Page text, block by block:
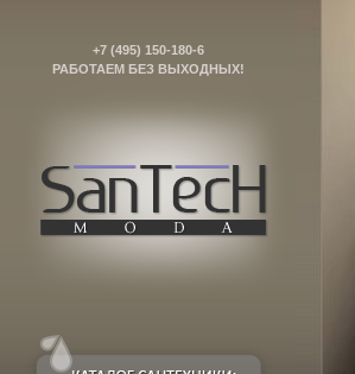
+7 (495) 150-180-6
РАБОТАЕМ БЕЗ ВЫХОДНЫХ!